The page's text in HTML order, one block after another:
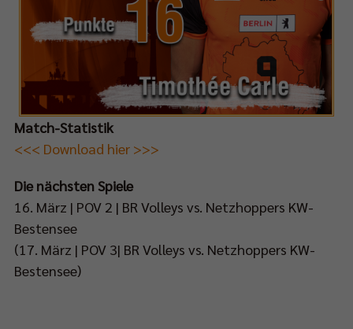
Match-Statistik
<<< Download hier >>>
Die nächsten Spiele
16. März | POV 2 | BR Volleys vs. Netzhoppers KW-
Bestensee
(17. März | POV 3| BR Volleys vs. Netzhoppers KW-
Bestensee)